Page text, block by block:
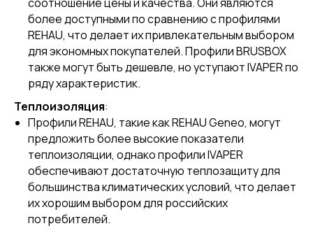
более доступными по сравнению с профилями
REHAU, что делает их привлекательным выбором
для экономных покупателей. Профили BRUSBOX
также могут быть дешевле, но уступают IVAPER по
ряду характеристик.
Теплоизоляция:
Профили REHAU, такие как REHAU Geneo, могут
предложить более высокие показатели
теплоизоляции, однако профили IVAPER
обеспечивают достаточную теплозащиту для
большинства климатических условий, что делает
их хорошим выбором для российских
потребителей.